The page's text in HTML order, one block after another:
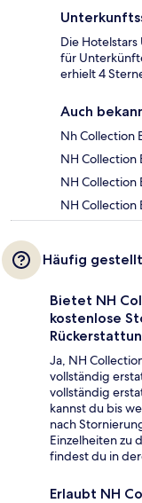
Die
für
erhielt 4
Auch
Nh Collection
NH Collection
NH Collection
NH Collection
Häufig
Bietet NH
kostenlose
Ja, NH
vollständig
vollständig
kannst du bis
nach
Einzelheiten zu
findest du in
Erlaubt NH